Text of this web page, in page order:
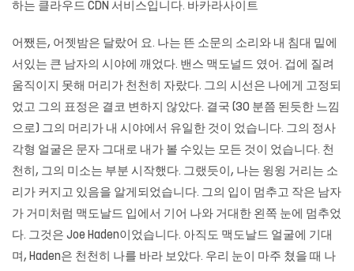
하는 클라우드 CDN 서비스입니다. 바카라사이트
어쨌든, 어젯밤은 달랐어 요. 나는 뜬 소문의 소리와 내 침대 밑에
서있는 큰 남자의 시야에 깨었다. 밴스 맥도널드 였어. 겁에 질려
움직이지 못해 머리가 천천히 자랐다. 그의 시선은 나에게 고정되
었고 그의 표정은 결코 변하지 않았다. 결국 (30 분쯤 된듯한 느낌
으로) 그의 머리가 내 시야에서 유일한 것이 었습니다. 그의 정사
각형 얼굴은 문자 그대로 내가 볼 수있는 모든 것이 었습니다. 천
천히, 그의 미소는 부분 시작했다. 그랬듯이, 나는 윙윙 거리는 소
리가 커지고 있음을 알게되었습니다. 그의 입이 멈추고 작은 남자
가 거미처럼 맥도날드 입에서 기어 나와 거대한 왼쪽 눈에 멈추었
다. 그것은 Joe Haden이었습니다. 아직도 맥도날드 얼굴에 기대
며, Haden은 천천히 나를 바라 보았다. 우리 눈이 마주 쳤을 때 나